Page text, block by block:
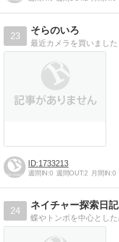
23
そらのいろ
1733213
週間IN:0 週間OUT:2 月間IN:0
24
ネイチャー探索日記